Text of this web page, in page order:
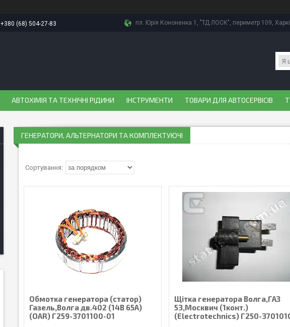
+380 (68) 504-27-83 пл. Юрія Кононенка 1, "ТД ЛОСК", периметр 109,
АВТОХІМІЯ ТА ТЕХНІЧНІ РІДИНИ ІНСТРУМЕНТИ ТОВАРИ ДЛЯ АВТОСЕРВІСІВ
ГЕНЕРАТОРИ, АЛЬТЕРНАТОРИ ТА КОМПЛЕКТУЮЧІ
Обмотка генератора (статор)
Газель,Волга дв.402 (14В 65А)
(OAR) Г259-3701100-01
Щiтка генератора Волга,ГАЗ
53,Москвич (1конт.)
(Electrotechnics) Г250-